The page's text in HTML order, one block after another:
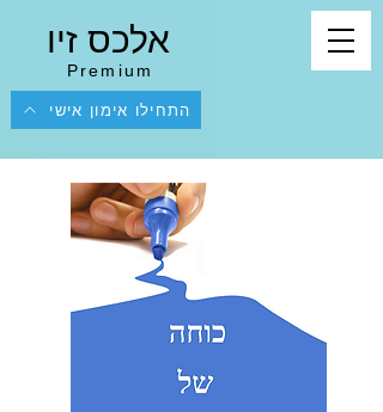
אלכס זיו
Premium
התחילו אימון אישי